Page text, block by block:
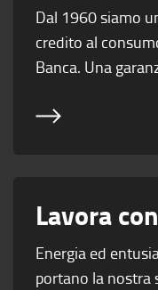
Dal 1960 siamo
credito al
Banca. Una
Lavora
Energia ed
portano la nostra